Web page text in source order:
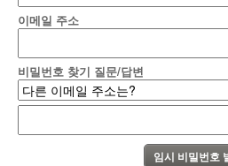
이메일 주소
비밀번호 찾기 질문/답변